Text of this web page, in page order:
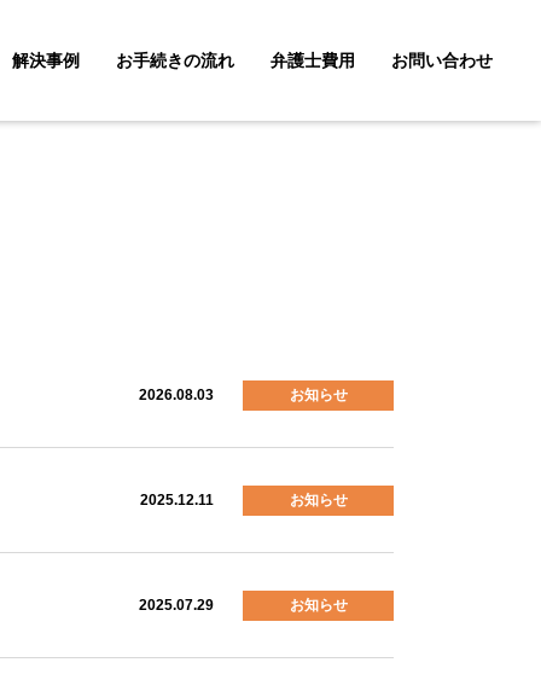
解決事例 お手続きの流れ 弁護士費用 お問い合わせ
2026.08.03 お知らせ
2025.12.11 お知らせ
2025.07.29 お知らせ